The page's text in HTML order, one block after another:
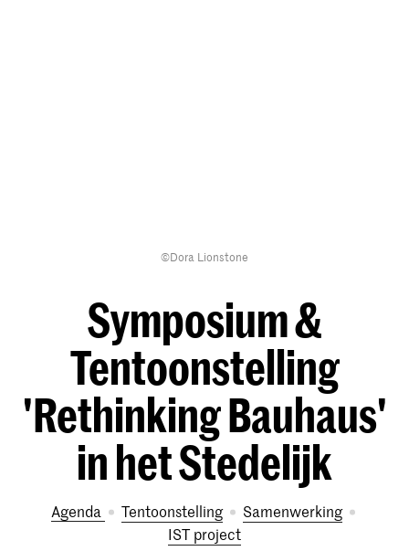
©Dora Lionstone
Symposium &
Tentoonstelling
'Rethinking Bauhaus'
in het Stedelijk
Agenda tentoonstelling
samenwerking
IST project